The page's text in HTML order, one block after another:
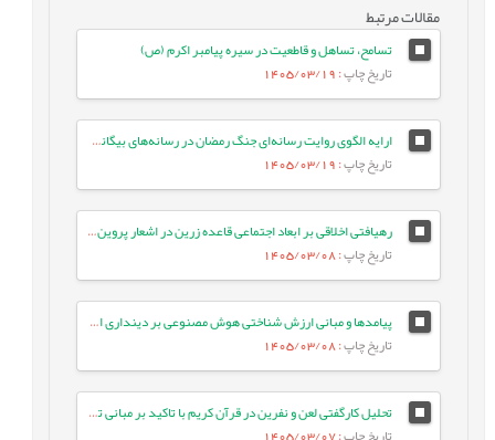
مقالات مرتبط
تسامح، تساهل و قاطعیت در سیره پیامبر اکرم (ص)
تاریخ چاپ: 1405/03/19
ارایه الگوی روایت رسانه‌ای جنگ رمضان در رسانه‌های بیگانه: مطالعه موردی ایران اینترنشنال
تاریخ چاپ: 1405/03/19
رهیافتی اخلاقی بر ابعاد اجتماعی قاعده زرین در اشعار پروین اعتصامی
تاریخ چاپ: 1405/03/08
پیامدها و مبانی ارزش شناختی هوش مصنوعی بر دینداری انسان معاصر
تاریخ چاپ: 1405/03/08
تحلیل کارگفتی لعن و نفرین در قرآن کریم با تاکید بر مبانی تربیتی آن